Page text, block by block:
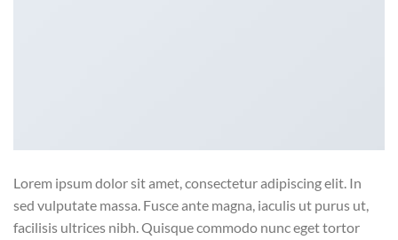
Lorem ipsum dolor sit amet, consectetur adipiscing elit. In
sed vulputate massa. Fusce ante magna, iaculis ut purus ut,
facilisis ultrices nibh. Quisque commodo nunc eget tortor